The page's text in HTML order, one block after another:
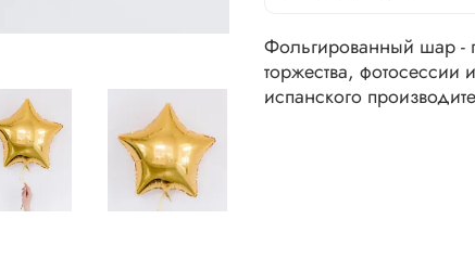
Фольгированный шар -
торжества,
испанского